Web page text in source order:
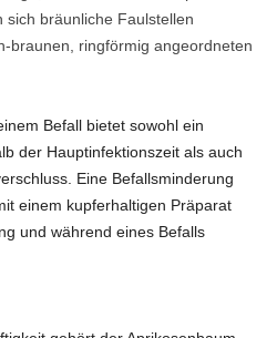
bräunliche Faulstellen
braunen, ringförmig angeordneten
Befall bietet sowohl ein
der Hauptinfektionszeit als auch
Eine Befallsminderung
einem kupferhaltigen Präparat
und während eines Befalls